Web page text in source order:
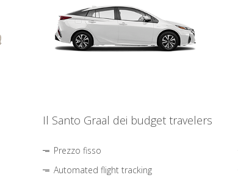
Il Santo Graal dei budget travelers
Prezzo fisso
Automated flight tracking